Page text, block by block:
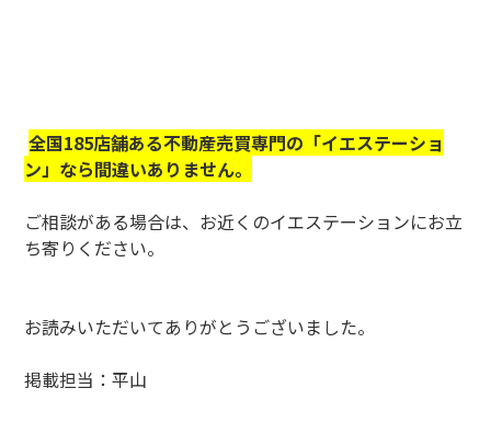
全国185店舗ある不動産売買専門の「イエステーショ
ン」なら間違いありません。
ご相談がある場合は、お近くのイエステーションにお立
ち寄りください。
お読みいただいてありがとうございました。
掲載担当：平山